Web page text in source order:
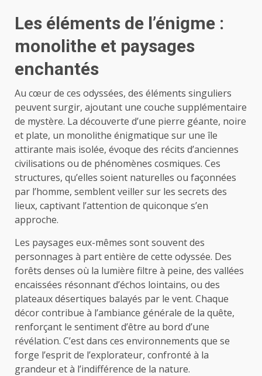
Les éléments de l’énigme :
monolithe et paysages
enchantés
Au cœur de ces odyssées, des éléments singuliers
peuvent surgir, ajoutant une couche supplémentaire
de mystère. La découverte d’une pierre géante, noire
et plate, un monolithe énigmatique sur une île
attirante mais isolée, évoque des récits d’anciennes
civilisations ou de phénomènes cosmiques. Ces
structures, qu’elles soient naturelles ou façonnées
par l’homme, semblent veiller sur les secrets des
lieux, captivant l’attention de quiconque s’en
approche.
Les paysages eux-mêmes sont souvent des
personnages à part entière de cette odyssée. Des
forêts denses où la lumière filtre à peine, des vallées
encaissées résonnant d’échos lointains, ou des
plateaux désertiques balayés par le vent. Chaque
décor contribue à l’ambiance générale de la quête,
renforçant le sentiment d’être au bord d’une
révélation. C’est dans ces environnements que se
forge l’esprit de l’explorateur, confronté à la
grandeur et à l’indifférence de la nature.